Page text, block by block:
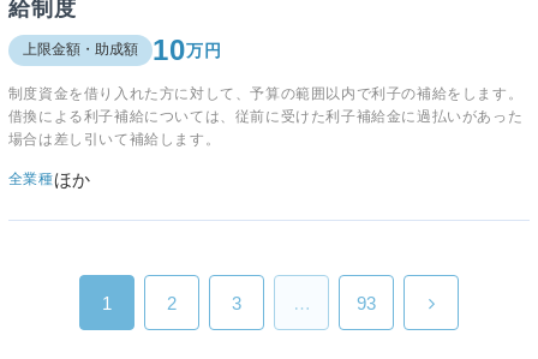
給制度
上限金額・助成額 10万円
制度資金を借り入れた方に対して、予算の範囲以内で利子の補給をします。
借換による利子補給については、従前に受けた利子補給金に過払いがあった
場合は差し引いて補給します。
全業種ほか
1 2 3 … 93